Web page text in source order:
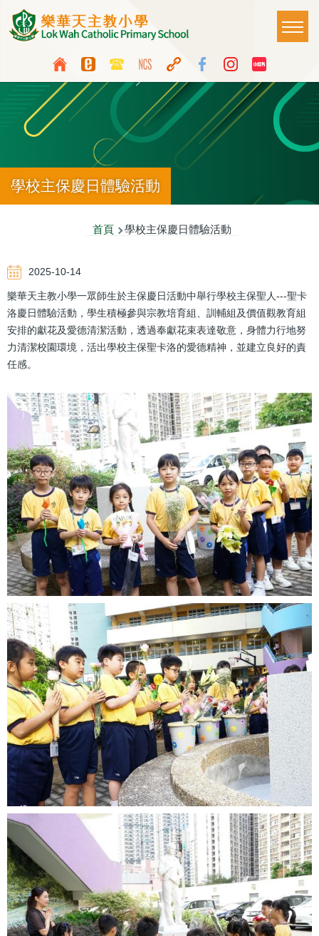
移至主內容
Top
Media
Icon
Button
Language
switcher
Main
學校主保慶日體驗活動
連
結
首頁 學校主保慶日體驗活動
2025-10-14
樂華天主教小學一眾師生於主保慶日活動中舉行學校主保聖人---聖卡
洛慶日體驗活動，學生積極參與宗教培育組、訓輔組及價值觀教育組
安排的獻花及愛德清潔活動，透過奉獻花束表達敬意，身體力行地努
力清潔校園環境，活出學校主保聖卡洛的愛德精神，並建立良好的責
任感。